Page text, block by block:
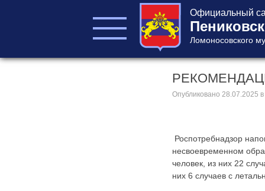
Официальный
Ломоносовского
Опубликовано 28.07.2025
Роспотребнадзор
несвоевременном
человек, из них 22
них 6 случаев с